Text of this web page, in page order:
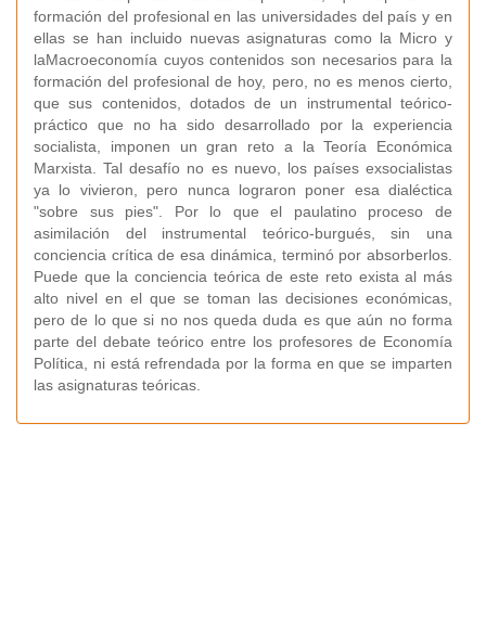
formación del profesional en las universidades del país y en
ellas se han incluido nuevas asignaturas como la Micro y
laMacroeconomía cuyos contenidos son necesarios para la
formación del profesional de hoy, pero, no es menos cierto,
que sus contenidos, dotados de un instrumental teórico-
práctico que no ha sido desarrollado por la experiencia
socialista, imponen un gran reto a la Teoría Económica
Marxista. Tal desafío no es nuevo, los países exsocialistas
ya lo vivieron, pero nunca lograron poner esa dialéctica
"sobre sus pies". Por lo que el paulatino proceso de
asimilación del instrumental teórico-burgués, sin una
conciencia crítica de esa dinámica, terminó por absorberlos.
Puede que la conciencia teórica de este reto exista al más
alto nivel en el que se toman las decisiones económicas,
pero de lo que si no nos queda duda es que aún no forma
parte del debate teórico entre los profesores de Economía
Política, ni está refrendada por la forma en que se imparten
las asignaturas teóricas.